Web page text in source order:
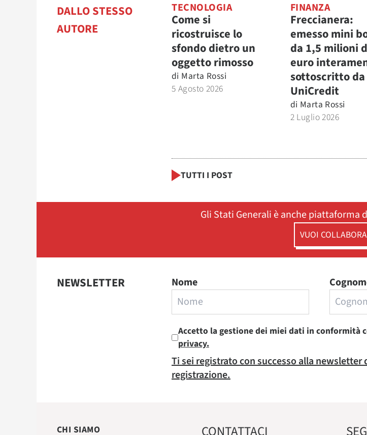
DALLO STESSO
AUTORE
TECNOLOGIA
Come si
ricostruisce lo
sfondo dietro un
oggetto rimosso
di Marta Rossi
5 Agosto 2026
FINANZA
Freccianera:
emesso mini
da 1,5 milioni
euro
sottoscritto da
UniCredit
di Marta Rossi
2 Luglio 2026
TUTTI I POST
Gli Stati Generali è anche
VUOI
NEWSLETTER Nome
Accetto la gestione dei miei dati in conformità
privacy.
Ti sei registrato con successo alla
registrazione.
CHI SIAMO